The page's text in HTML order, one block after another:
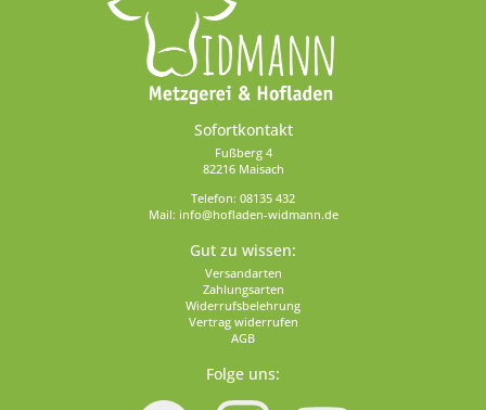
Sofortkontakt
Fußberg 4
82216 Maisach
Telefon: 08135 432
Mail: info@hofladen-widmann.de
Gut zu wissen:
Versandarten
Zahlungsarten
Widerrufsbelehrung
Vertrag widerrufen
AGB
Folge uns: